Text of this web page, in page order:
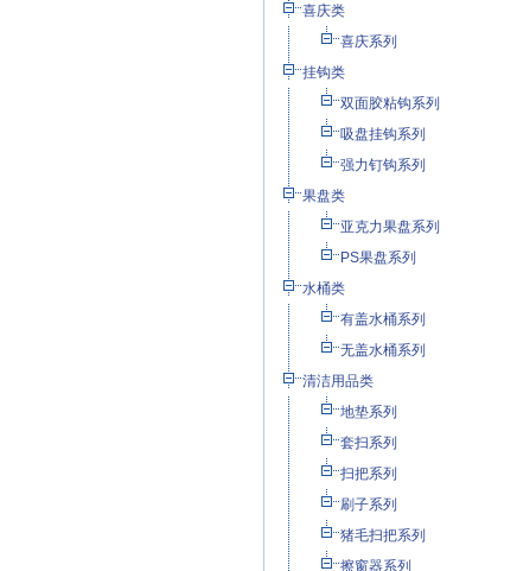
喜庆类
喜庆系列
挂钩类
双面胶粘钩系列
吸盘挂钩系列
强力钉钩系列
果盘类
亚克力果盘系列
PS果盘系列
水桶类
有盖水桶系列
无盖水桶系列
清洁用品类
地垫系列
套扫系列
扫把系列
刷子系列
猪毛扫把系列
擦窗器系列